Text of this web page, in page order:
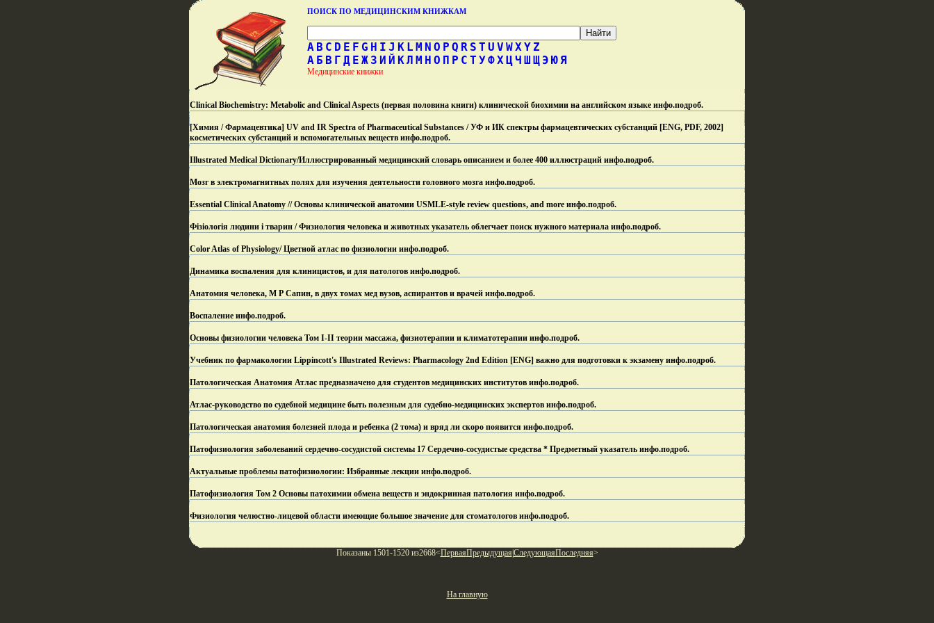
ПОИСК ПО МЕДИЦИНСКИМ КНИЖКАМ
A B C D E F G H I J K L M N O P Q R S T U V WXY Z
А Б В Г Д Е Ж З И Й КЛ М Н О П Р С Т УФХЦЧ Ш Щ Э ЮЯ
Медицинские книжки
Clinical Biochemistry: Metabolic and Clinical Aspects (первая половина книги) клинической биохимии на английском языке инфо.подроб.
[Химия / Фармацевтика] UV and IR Spectra of Pharmaceutical Substances / УФ и ИК спектры фармацевтических субстанций [ENG, PDF, 2002]
косметических субстанций и вспомогательных веществ инфо.подроб.
Illustrated Medical Dictionary/Иллюстрированный медицинский словарь описанием и более 400 иллюстраций инфо.подроб.
Мозг в электромагнитных полях для изучения деятельности головного мозга инфо.подроб.
Essential Clinical Anatomy // Основы клинической анатомии USMLE-style review questions, and more инфо.подроб.
Фізіологія людини і тварин / Физиология человека и животных указатель облегчает поиск нужного материала инфо.подроб.
Color Atlas of Physiology/ Цветной атлас по физиологии инфо.подроб.
Динамика воспаления для клиницистов, и для патологов инфо.подроб.
Анатомия человека, М Р Сапин, в двух томах мед вузов, аспирантов и врачей инфо.подроб.
Воспаление инфо.подроб.
Основы физиологии человека Том I-II теории массажа, физиотерапии и климатотерапии инфо.подроб.
Учебник по фармакологии Lippincott's Illustrated Reviews: Pharmacology 2nd Edition [ENG] важно для подготовки к экзамену инфо.подроб.
Патологическая Анатомия Атлас предназначено для студентов медицинских институтов инфо.подроб.
Атлас-руководство по судебной медицине быть полезным для судебно-медицинских экспертов инфо.подроб.
Патологическая анатомия болезней плода и ребенка (2 тома) и вряд ли скоро появится инфо.подроб.
Патофизиология заболеваний сердечно-сосудистой системы 17 Сердечно-сосудистые средства * Предметный указатель инфо.подроб.
Актуальные проблемы патофизиологии: Избранные лекции инфо.подроб.
Патофизиология Том 2 Основы патохимии обмена веществ и эндокринная патология инфо.подроб.
Физиология челюстно-лицевой области имеющие большое значение для стоматологов инфо.подроб.
Показаны 1501-1520 из2668<ПерваяПредыдущая СледующаяПоследняя>
На главную